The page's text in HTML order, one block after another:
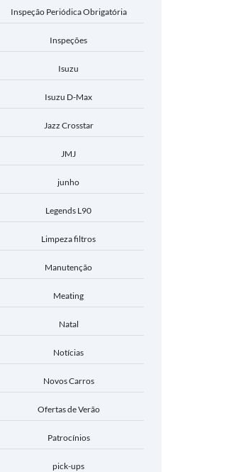
Inspeção Periódica Obrigatória
Inspeções
Isuzu
Isuzu D-Max
Jazz Crosstar
JMJ
junho
Legends L90
Limpeza filtros
Manutenção
Meating
Natal
Notícias
Novos Carros
Ofertas de Verão
Patrocínios
pick-ups